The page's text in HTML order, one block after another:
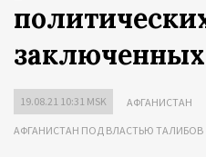
заключенных
19.08.21 10:31 MSK АФГАНИСТАН
АФГАНИСТАН ПОД ВЛАСТЬЮ ТАЛИБОВ